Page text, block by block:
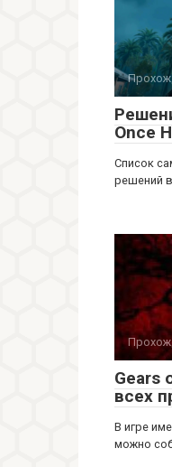
Once
Список
решений
Gears
всех
В игре
можно